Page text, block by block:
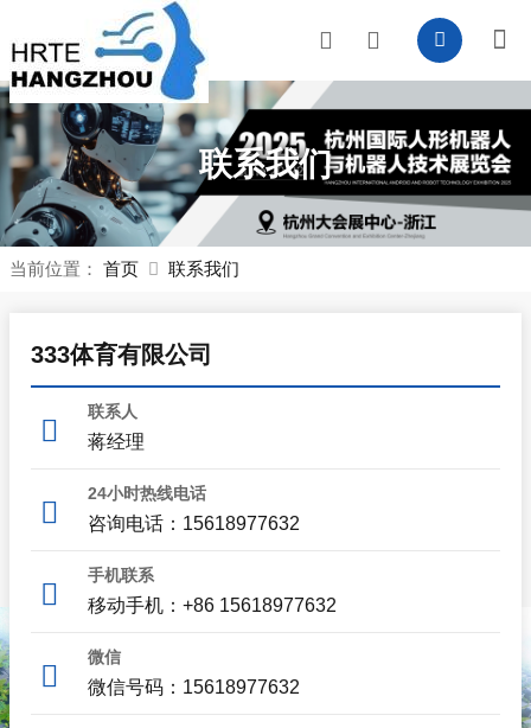
联系我们
当前位置： 首页 联系我们
333体育有限公司
联系人
蒋经理
24小时热线电话
咨询电话：15618977632
手机联系
移动手机：+86 15618977632
微信
微信号码：15618977632